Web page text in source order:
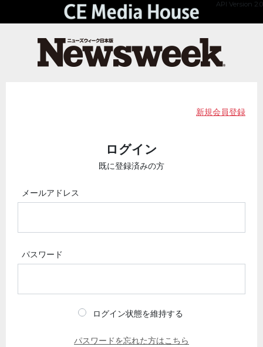
API Version 2.0
新規会員登録
ログイン
既に登録済みの方
メールアドレス
パスワード
ログイン状態を維持する
パスワードを忘れた方はこちら